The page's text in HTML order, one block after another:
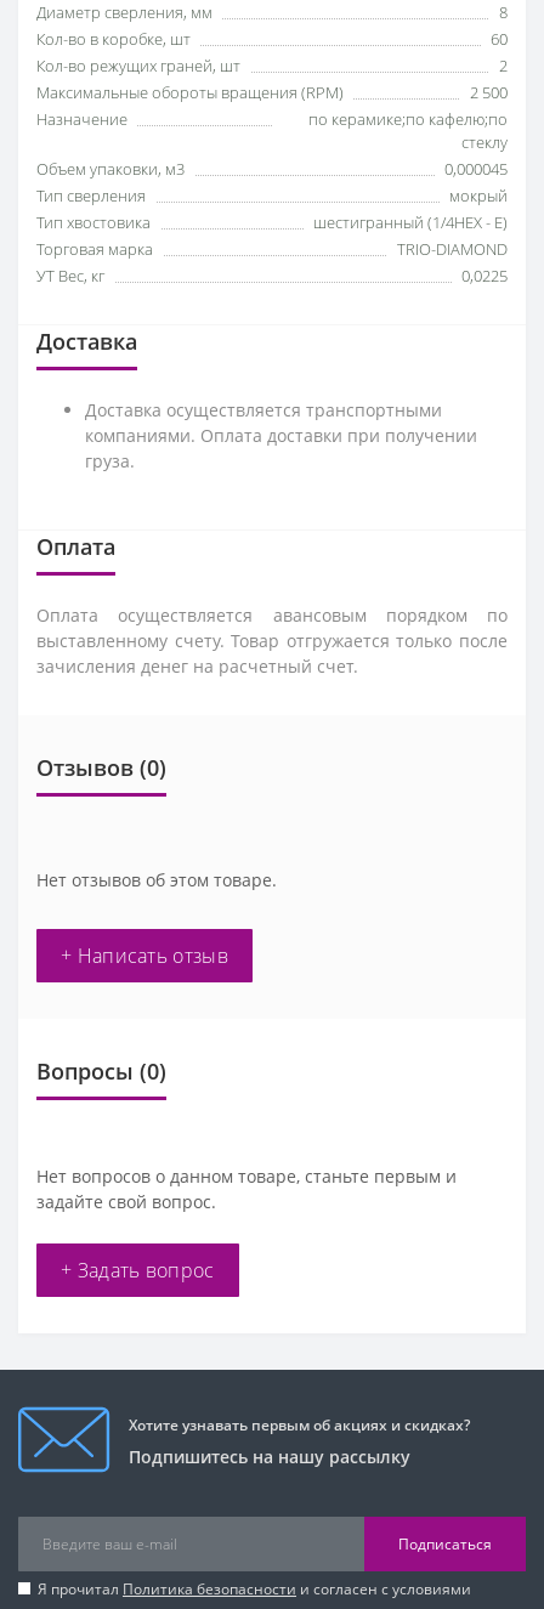
Диаметр сверления, мм
8
Кол-во в коробке, шт
60
Кол-во режущих граней, шт
2
Максимальные обороты вращения (RPM)
2 500
Назначение
по керамике;по кафелю;по
стеклу
Объем упаковки, м3
0,000045
Тип сверления
мокрый
Тип хвостовика
шестигранный (1/4HEX - E)
Торговая марка
TRIO-DIAMOND
УТ Вес, кг
0,0225
Доставка
Доставка осуществляется транспортными
компаниями. Оплата доставки при получении
груза.
Оплата
Оплата осуществляется авансовым порядком по
выставленному счету. Товар отгружается только после
зачисления денег на расчетный счет.
Отзывов (0)
Нет отзывов об этом товаре.
+ Написать отзыв
Вопросы (0)
Нет вопросов о данном товаре, станьте первым и
задайте свой вопрос.
+ Задать вопрос
Хотите узнавать первым об акциях и скидках?
Подпишитесь на нашу рассылку
Подписаться
Я прочитал Политика безопасности и согласен с условиями